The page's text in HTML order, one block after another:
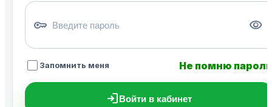
key visibility
Запомнить меня Не помню пароль
loginВойти в кабинет